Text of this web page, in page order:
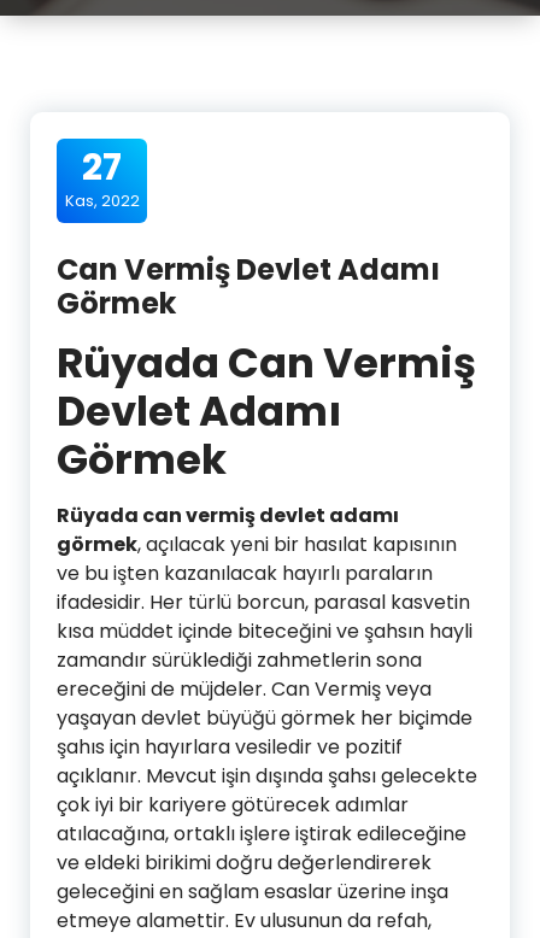
27
Kas, 2022
Can Vermiş Devlet Adamı
Görmek
Rüyada Can Vermiş
Devlet Adamı
Görmek
Rüyada can vermiş devlet adamı
görmek, açılacak yeni bir hasılat kapısının
ve bu işten kazanılacak hayırlı paraların
ifadesidir. Her türlü borcun, parasal kasvetin
kısa müddet içinde biteceğini ve şahsın hayli
zamandır sürüklediği zahmetlerin sona
ereceğini de müjdeler. Can Vermiş veya
yaşayan devlet büyüğü görmek her biçimde
şahıs için hayırlara vesiledir ve pozitif
açıklanır. Mevcut işin dışında şahsı gelecekte
çok iyi bir kariyere götürecek adımlar
atılacağına, ortaklı işlere iştirak edileceğine
ve eldeki birikimi doğru değerlendirerek
geleceğini en sağlam esaslar üzerine inşa
etmeye alamettir. Ev ulusunun da refah,